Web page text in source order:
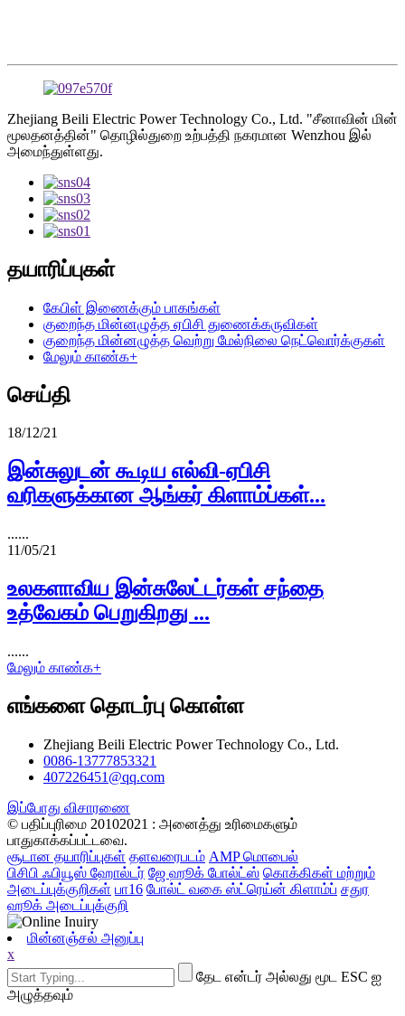
Zhejiang Beili Electric Power Technology Co., Ltd. "சீனாவின் மின்
மூலதனத்தின்" தொழில்துறை உற்பத்தி நகரமான Wenzhou இல்
அமைந்துள்ளது.
தயாரிப்புகள்
கேபிள் இணைக்கும் பாகங்கள்
குறைந்த மின்னழுத்த ஏபிசி துணைக்கருவிகள்
குறைந்த மின்னழுத்த வெற்று மேல்நிலை நெட்வொர்க்குகள்
மேலும் காண்க+
செய்தி
18/12/21
இன்சுலுடன் கூடிய எல்வி-ஏபிசி
வரிகளுக்கான ஆங்கர் கிளாம்ப்கள்...
......
11/05/21
உலகளாவிய இன்சுலேட்டர்கள் சந்தை
உத்வேகம் பெறுகிறது ...
......
மேலும் காண்க+
எங்களை தொடர்பு கொள்ள
Zhejiang Beili Electric Power Technology Co., Ltd.
0086-13777853321
407226451@qq.com
இப்போது விசாரணை
© பதிப்புரிமை 20102021 : அனைத்து உரிமைகளும்
பாதுகாக்கப்பட்டவை.
சூடான தயாரிப்புகள் தளவரைபடம் AMP மொபைல்
பிசிபி ஃபியூஸ் ஹோல்டர் ஜே ஹூக் போல்ட்ஸ் கொக்கிகள் மற்றும்
அடைப்புக்குறிகள் பா16 போல்ட் வகை ஸ்ட்ரெய்ன் கிளாம்ப் சதுர
ஹூக் அடைப்புக்குறி
மின்னஞ்சல் அனுப்பு
x
தேட என்டர் அல்லது மூட ESC ஐ
அழுத்தவும்